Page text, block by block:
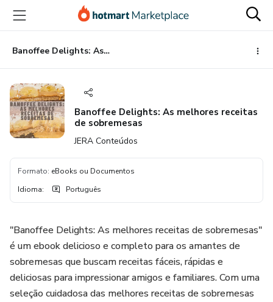
para
conteúdo
principal
para
pagamento
para
rodapé
Banoffee Delights: As melhores receitas de sobremesas
Banoffee Delights: As melhores receitas
de sobremesas
JERA Conteúdos
Formato: eBooks ou Documentos
Idioma: Português
"Banoffee Delights: As melhores receitas de sobremesas"
é um ebook delicioso e completo para os amantes de
sobremesas que buscam receitas fáceis, rápidas e
deliciosas para impressionar amigos e familiares. Com uma
seleção cuidadosa das melhores receitas de sobremesas